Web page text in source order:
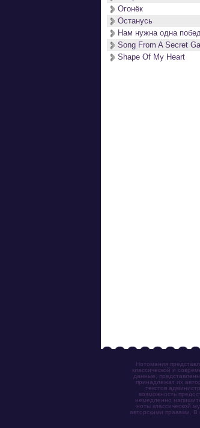
Огонёк
Останусь
Нам нужна одна
Song From A Secret
Shape Of My Heart
Нотомания
классической и
данные,
принадлежат их
текстов
возможность
немедленно
ноты классической
авторскими правами. В